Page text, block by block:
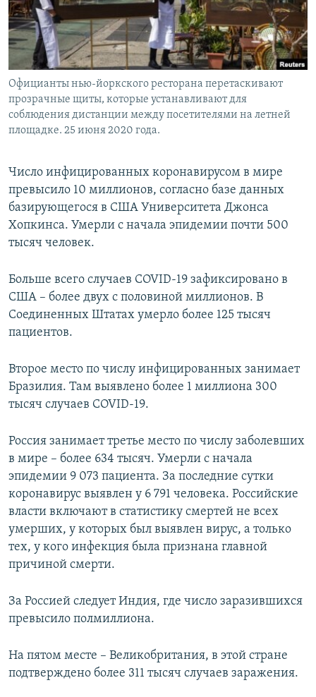
Официанты нью-йоркского ресторана перетаскивают
прозрачные щиты, которые устанавливают для
соблюдения дистанции между посетителями на летней
площадке. 25 июня 2020 года.
Число инфицированных коронавирусом в мире
превысило 10 миллионов, согласно базе данных
базирующегося в США Университета Джонса
Хопкинса. Умерли с начала эпидемии почти 500
тысяч человек.
Больше всего случаев COVID-19 зафиксировано в
США – более двух с половиной миллионов. В
Соединенных Штатах умерло более 125 тысяч
пациентов.
Второе место по числу инфицированных занимает
Бразилия. Там выявлено более 1 миллиона 300
тысяч случаев COVID-19.
Россия занимает третье место по числу заболевших
в мире – более 634 тысяч. Умерли с начала
эпидемии 9 073 пациента. За последние сутки
коронавирус выявлен у 6 791 человека. Российские
власти включают в статистику смертей не всех
умерших, у которых был выявлен вирус, а только
тех, у кого инфекция была признана главной
причиной смерти.
За Россией следует Индия, где число заразившихся
превысило полмиллиона.
На пятом месте – Великобритания, в этой стране
подтверждено более 311 тысяч случаев заражения.